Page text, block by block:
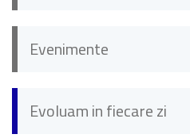
Evenimente
Evoluam in fiecare zi